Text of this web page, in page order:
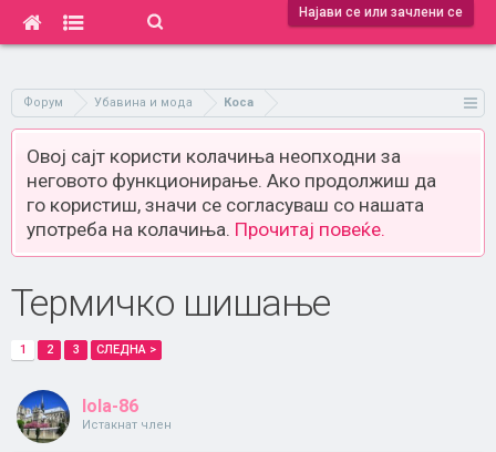
Најави се или зачлени се
Форум Убавина и мода Коса
Овој сајт користи колачиња неопходни за
неговото функционирање. Ако продолжиш да
го користиш, значи се согласуваш со нашата
употреба на колачиња. Прочитај повеќе.
Термичко шишање
1 2 3 СЛЕДНА >
lola-86
Истакнат член